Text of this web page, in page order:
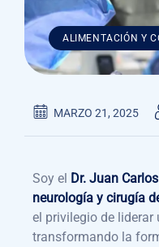
ALIMENTACIÓN Y
MARZO 21, 2025
Soy el Dr. Juan
neurología y cirugía
el privilegio de liderar
transformando la